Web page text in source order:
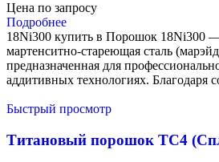
Цена по запросу
Подробнее
18Ni300 купить в Порошок 18Ni300
мартенситно-стареющая сталь
предназначенная для
аддитивных технологиях. Благодаря
Быстрый просмотр
Титановый порошок TC4